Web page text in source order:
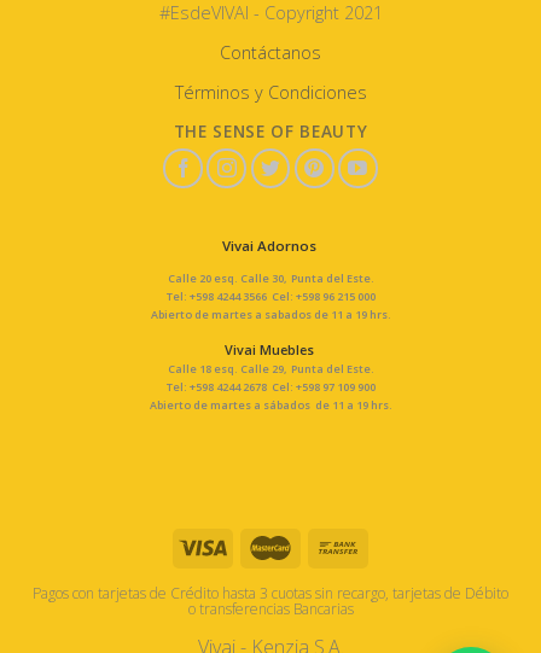
#EsdeVIVAI - Copyright 2021
Contáctanos
Términos y Condiciones
THE SENSE OF BEAUTY
Vivai Adornos
Calle 20 esq. Calle 30, Punta del Este.
Tel: +598 4244 3566 Cel: +598 96 215 000
Abierto de martes a sabados de 11 a 19 hrs.
Vivai Muebles
Calle 18 esq. Calle 29, Punta del Este.
Tel: +598 4244 2678 Cel: +598 97 109 900
Abierto de martes a sábados de 11 a 19 hrs.
Pagos con tarjetas de Crédito hasta 3 cuotas sin recargo, tarjetas de Débito
o transferencias Bancarias
Vivai - Kenzia S.A.